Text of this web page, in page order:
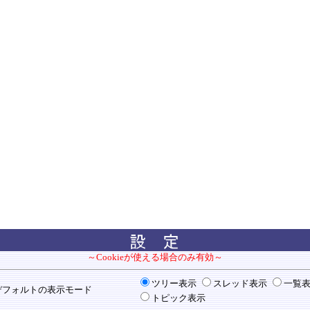
～Cookieが使える場合のみ有効～
ォルトの表示モード
ツリー表示 スレッド表示
一覧
トピック表示